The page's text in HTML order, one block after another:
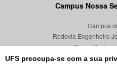
UFS preocupa-se com a sua
Campus Nossa
Campus
Rodovia Engenheiro
Nossa
CEP